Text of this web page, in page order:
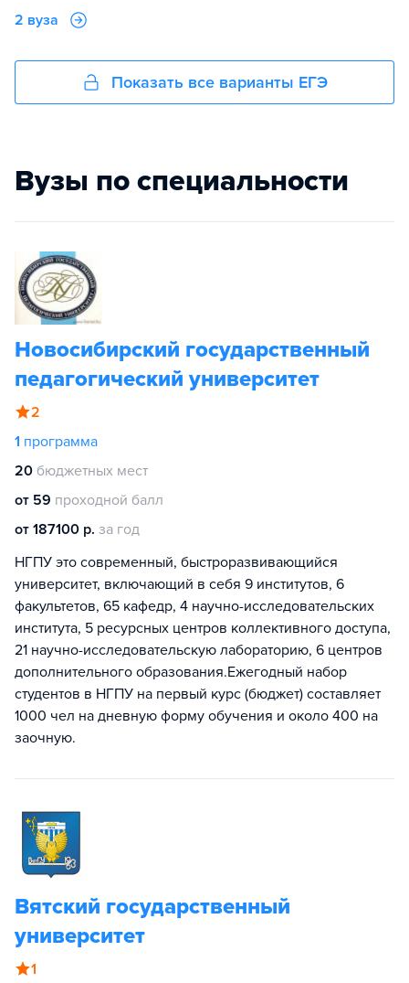
2 вуза
Показать все варианты ЕГЭ
Вузы по специальности
Новосибирский государственный
педагогический университет
2
1 программа
20 бюджетных мест
от 59 проходной балл
от 187100 р. за год
НГПУ это современный, быстроразвивающийся
университет, включающий в себя 9 институтов, 6
факультетов, 65 кафедр, 4 научно-исследовательских
института, 5 ресурсных центров коллективного доступа,
21 научно-исследовательскую лабораторию, 6 центров
дополнительного образования.Ежегодный набор
студентов в НГПУ на первый курс (бюджет) составляет
1000 чел на дневную форму обучения и около 400 на
заочную.
Вятский государственный
университет
1